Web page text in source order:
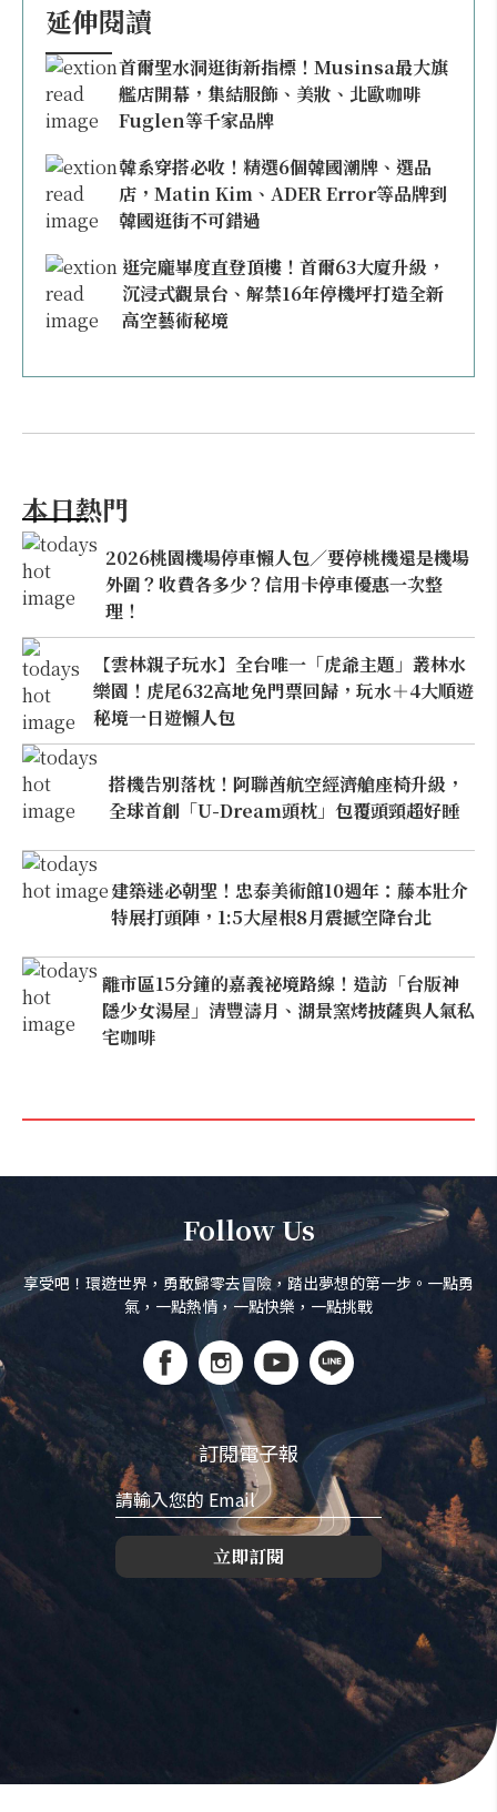
延伸閱讀
首爾聖水洞逛街新指標！Musinsa最大旗
艦店開幕，集結服飾、美妝、北歐咖啡
Fuglen等千家品牌
韓系穿搭必收！精選6個韓國潮牌、選品
店，Matin Kim、ADER Error等品牌到
韓國逛街不可錯過
逛完龐畢度直登頂樓！首爾63大廈升級，
沉浸式觀景台、解禁16年停機坪打造全新
高空藝術秘境
本日熱門
2026桃園機場停車懶人包／要停桃機還是機場
外圍？收費各多少？信用卡停車優惠一次整
理！
【雲林親子玩水】全台唯一「虎爺主題」叢林水
樂園！虎尾632高地免門票回歸，玩水＋4大順遊
秘境一日遊懶人包
搭機告別落枕！阿聯酋航空經濟艙座椅升級，
全球首創「U-Dream頭枕」包覆頭頸超好睡
建築迷必朝聖！忠泰美術館10週年：藤本壯介
特展打頭陣，1:5大屋根8月震撼空降台北
離市區15分鐘的嘉義祕境路線！造訪「台版神
隱少女湯屋」清豐濤月、湖景窯烤披薩與人氣私
宅咖啡
Follow Us
享受吧！環遊世界，勇敢歸零去冒險，踏出夢想的第一步。一點勇
氣，一點熱情，一點快樂，一點挑戰
訂閱電子報
立即訂閱